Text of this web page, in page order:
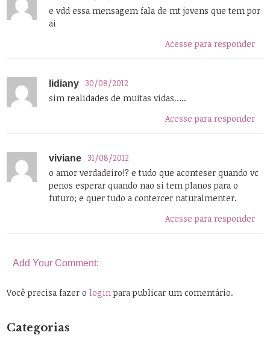
e vdd essa mensagem fala de mt jovens que tem por
ai
Acesse para responder
lidiany
30/08/2012
sim realidades de muitas vidas…..
Acesse para responder
viviane
31/08/2012
o amor verdadeiro!? e tudo que aconteser quando vc
penos esperar quando nao si tem planos para o
futuro; e quer tudo a contercer naturalmenter.
Acesse para responder
Add Your Comment:
Você precisa fazer ologinpara publicar um comentário.
Categorias